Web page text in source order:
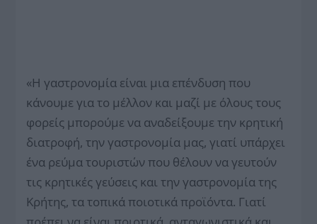
«Η γαστρονομία είναι μια επένδυση που
κάνουμε για το μέλλον και μαζί με όλους τους
φορείς μπορούμε να αναδείξουμε την κρητική
διατροφή, την γαστρονομία μας, γιατί υπάρχει
ένα ρεύμα τουριστών που θέλουν να γευτούν
τις κρητικές γεύσεις και την γαστρονομία της
Κρήτης, τα τοπικά ποιοτικά προϊόντα. Γιατί